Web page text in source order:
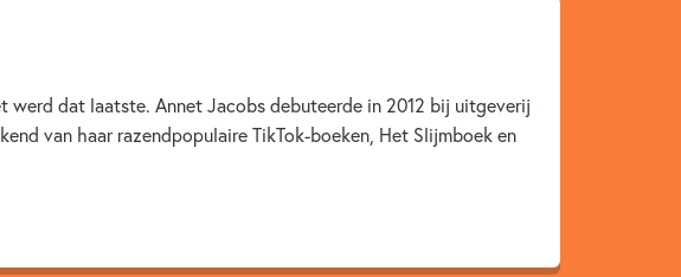
dat laatste. Annet Jacobs debuteerde in 2012 bij uitgeverij
van haar razendpopulaire TikTok-boeken, Het Slijmboek en